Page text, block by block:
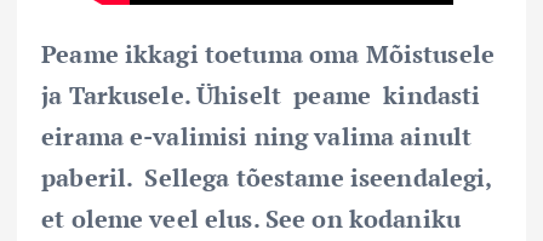
Peame ikkagi toetuma oma Mõistusele
ja Tarkusele. Ühiselt peame kindasti
eirama e-valimisi ning valima ainult
paberil. Sellega tõestame iseendalegi,
et oleme veel elus. See on kodaniku